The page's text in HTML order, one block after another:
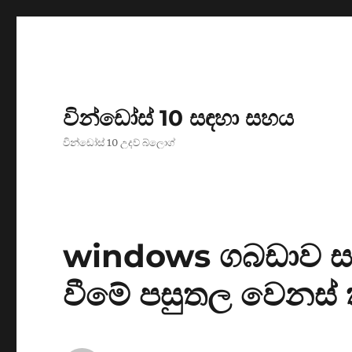
වින්ඩෝස් 10 සඳහා සහය
වින්ඩෝස් 10 උදව් බ්ලොග්
windows ගබඩාව
වීමේ පසුතල